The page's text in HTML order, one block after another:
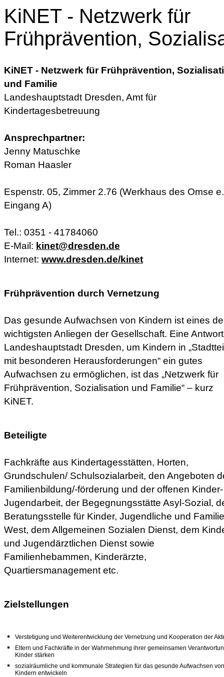
KiNET - Netzwerk für
Frühprävention,
KiNET - Netzwerk für Frühprävention,
und Familie
Landeshauptstadt Dresden, Amt für
Kindertagesbetreuung
Ansprechpartner:
Jenny Matuschke
Roman Haasler
Espenstr. 05, Zimmer 2.76 (Werkhaus des Omse
Eingang A)
Tel.: 0351 - 41784060
E-Mail: kinet@dresden.de
Internet: www.dresden.de/kinet
Frühprävention durch Vernetzung
Das gesunde Aufwachsen von Kindern ist eines
wichtigsten Anliegen der Gesellschaft. Eine
Landeshauptstadt Dresden, um Kindern in
mit besonderen Herausforderungen“ ein gutes
Aufwachsen zu ermöglichen, ist das „Netzwerk für
Frühprävention, Sozialisation und Familie“ – kurz
KiNET.
Beteiligte
Fachkräfte aus Kindertagesstätten, Horten,
Grundschulen/ Schulsozialarbeit, den Angeboten
Familienbildung/-förderung und der offenen
Jugendarbeit, der Begegnungsstätte Asyl-Sozial,
Beratungsstelle für Kinder, Jugendliche und
West, dem Allgemeinen Sozialen Dienst, dem
und Jugendärztlichen Dienst sowie
Familienhebammen, Kinderärzte,
Quartiersmanagement etc.
Zielstellungen
Verstetigung und Weiterentwicklung der Vernetzung und Kooperation der
Eltern und Fachkräfte in der Wahrnehmung ihrer gemeinsamen
Kinder stärken
sozialräumliche und kommunale Strategien für das gesunde Aufwachsen von
Kindern entwickeln